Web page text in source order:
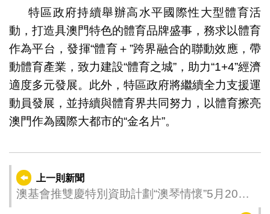
特區政府持續舉辦高水平國際性大型體育活
動，打造具澳門特色的體育品牌盛事，務求以體育
作為平台，發揮“體育＋”跨界融合的聯動效應，帶
動體育產業，致力建設“體育之城”，助力“1+4”經濟
適度多元發展。此外，特區政府將繼續全力支援運
動員發展，並持續與體育界共同努力，以體育擦亮
澳門作為國際大都市的“金名片”。
上一則新聞
澳基會推雙慶特別資助計劃“澳琴情懷”5月20日